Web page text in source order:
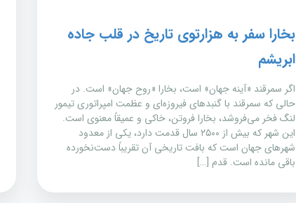
بخارا سفر به هزارتوی تاریخ در قلب جاده
ابریشم
اگر سمرقند «آینه جهان» است، بخارا «روح جهان» است. در
حالی که سمرقند با گنبدهای فیروزه‌ای و عظمت امپراتوری تیمور
لنگ فخر می‌فروشد، بخارا فروتن، خاکی و عمیقاً معنوی است.
این شهر که بیش از ۲۵۰۰ سال قدمت دارد، یکی از معدود
شهرهای جهان است که بافت تاریخی آن تقریباً دست‌نخورده
باقی مانده است. قدم […]